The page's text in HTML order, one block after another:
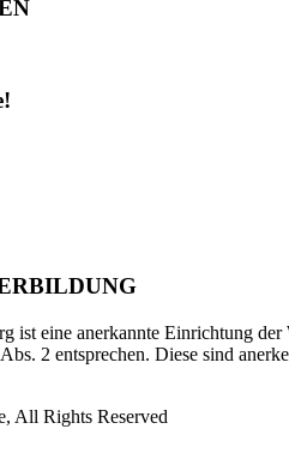
ist eine anerkannte Einrichtung
2 entsprechen. Diese sind
All Rights Reserved